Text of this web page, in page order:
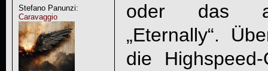
Stefano Panunzi:
Caravaggio
oder das
„Eternally“.
die